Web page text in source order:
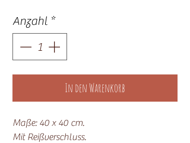
Anzahl *
In den Warenkorb
Maße: 40 x 40 cm.
Mit Reißverschluss.